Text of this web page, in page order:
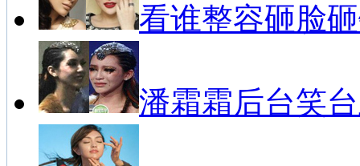
看谁整容砸脸
潘霜霜后台笑